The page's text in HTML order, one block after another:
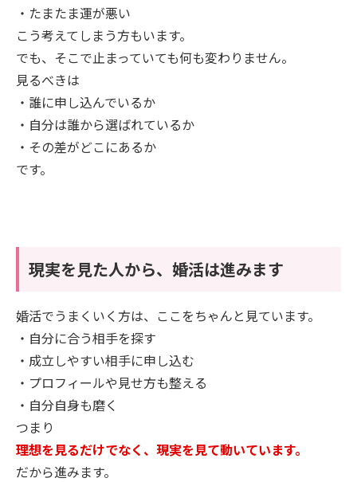
・たまたま運が悪い
こう考えてしまう方もいます。
でも、そこで止まっていても何も変わりません。
見るべきは
・誰に申し込んでいるか
・自分は誰から選ばれているか
・その差がどこにあるか
です。
現実を見た人から、婚活は進みます
婚活でうまくいく方は、ここをちゃんと見ています。
・自分に合う相手を探す
・成立しやすい相手に申し込む
・プロフィールや見せ方も整える
・自分自身も磨く
つまり
理想を見るだけでなく、現実を見て動いています。
だから進みます。